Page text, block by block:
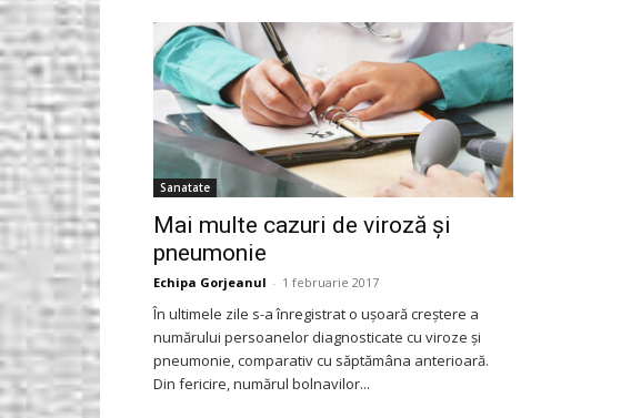
Gorjeanul.ro
Sanatate
Mai multe cazuri de viroză și
pneumonie
Echipa Gorjeanul - 1 februarie 2017
În ultimele zile s-a înregistrat o ușoară creștere a
numărului persoanelor diagnosticate cu viroze și
pneumonie, comparativ cu săptămâna anterioară.
Din fericire, numărul bolnavilor...